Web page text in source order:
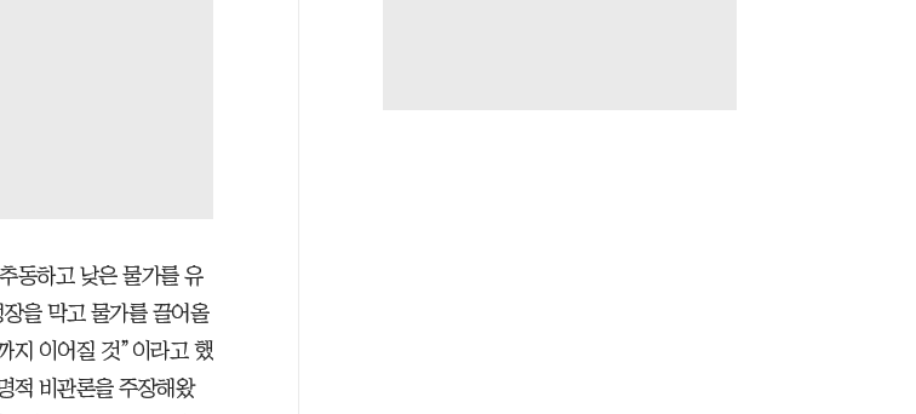
동하고 낮은 물가를 유
을 막고 물가를 끌어올
지 이어질 것”이라고 했
적 비관론을 주장해왔